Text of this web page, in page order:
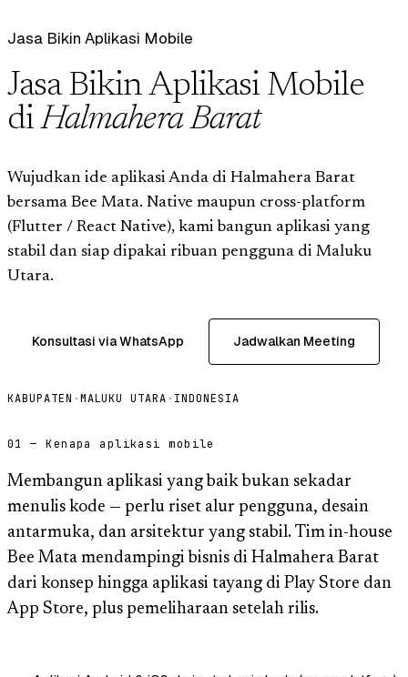
Jasa Bikin Aplikasi Mobile
Jasa Bikin Aplikasi Mobile
diHalmahera Barat
Wujudkan ide aplikasi Anda di Halmahera Barat
bersama Bee Mata. Native maupun cross-platform
(Flutter / React Native), kami bangun aplikasi yang
stabil dan siap dipakai ribuan pengguna di Maluku
Utara.
Konsultasi via WhatsApp Jadwalkan Meeting
KABUPATEN ·MALUKU UTARA · INDONESIA
01 — Kenapa aplikasi mobile
Membangun aplikasi yang baik bukan sekadar
menulis kode — perlu riset alur pengguna, desain
antarmuka, dan arsitektur yang stabil. Tim in-house
Bee Mata mendampingi bisnis di Halmahera Barat
dari konsep hingga aplikasi tayang di Play Store dan
App Store, plus pemeliharaan setelah rilis.